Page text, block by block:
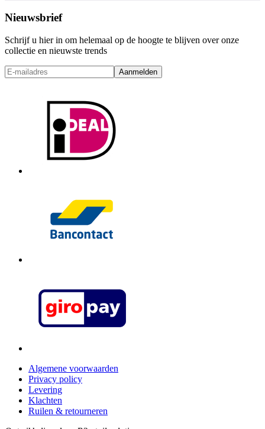
Nieuwsbrief
Schrijf u hier in om helemaal op de hoogte te blijven over onze
collectie en nieuwste trends
Aanmelden
Algemene voorwaarden
Privacy policy
Levering
Klachten
Ruilen & retourneren